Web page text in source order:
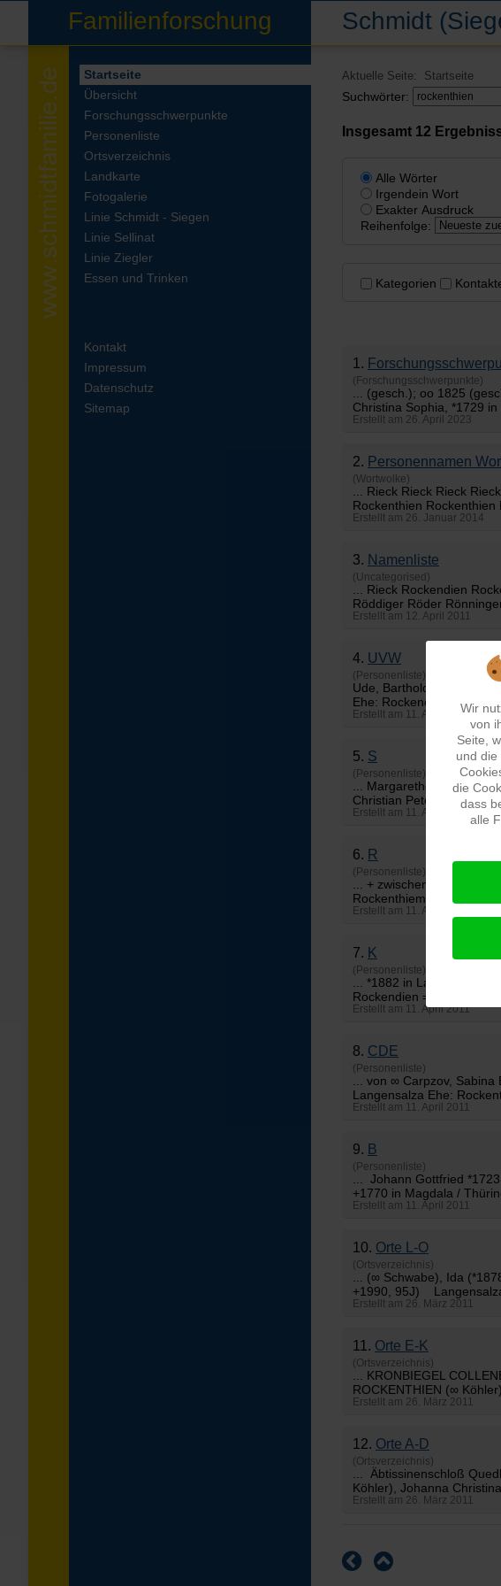
Familienforschung Schmidt
Startseite
Übersicht
Forschungsschwerpunkte
Personenliste
Ortsverzeichnis
Landkarte
Fotogalerie
Linie Schmidt - Siegen
Linie Sellinat
Linie Ziegler
Essen und Trinken
Kontakt
Impressum
Datenschutz
Sitemap
Aktuelle Seite: Startseite
Suchwörter:
Insgesamt 12
Alle Wörter
Irgendein Wort
Exakter Ausdruck
Reihenfolge:
Kategorien
1.
(Forschungsschwerpunkte)
... (gesch.); oo 1825
Christina Sophia, *1729
Erstellt am 26. April 2023
2. Personennamen
(Wortwolke)
... Rieck Rieck Rieck
Rockenthien Rockenthien
Erstellt am 26. Januar 2014
3. Namenliste
(Uncategorised)
... Rieck Rockendien
Röddiger Röder
Erstellt am 12. April 2011
4. UVW
(Personenliste)
Ude, Bartholomaeus
Ehe: Rockendien =
Erstellt am 11. April 2011
5. S
(Personenliste)
... Margarethe *1600 ∞...
Christian Peter *1619 in
Erstellt am 11. April 2011
6. R
(Personenliste)
... + zwischen 1749 und
Rockenthiem, Rockentin,
Erstellt am 11. April 2011
7. K
(Personenliste)
... *1882 in Langenfeld
Rockendien = Rockendin,
Erstellt am 11. April 2011
8. CDE
(Personenliste)
... von ∞ Carpzov,
Langensalza Ehe:
Erstellt am 11. April 2011
9. B
(Personenliste)
... Johann Gottfried
+1770 in Magdala /
Erstellt am 11. April 2011
10. Orte L-O
(Ortsverzeichnis)
... (∞ Schwabe), Ida
+1990, 95J)
Erstellt am 26. März 2011
11. Orte E-K
(Ortsverzeichnis)
... KRONBIEGEL
ROCKENTHIEN (∞
Erstellt am 26. März 2011
12. Orte A-D
(Ortsverzeichnis)
... Äbtissinenschloß
Köhler), Johanna
Erstellt am 26. März 2011
Wir
von
Seite,
und
die
dass
alle